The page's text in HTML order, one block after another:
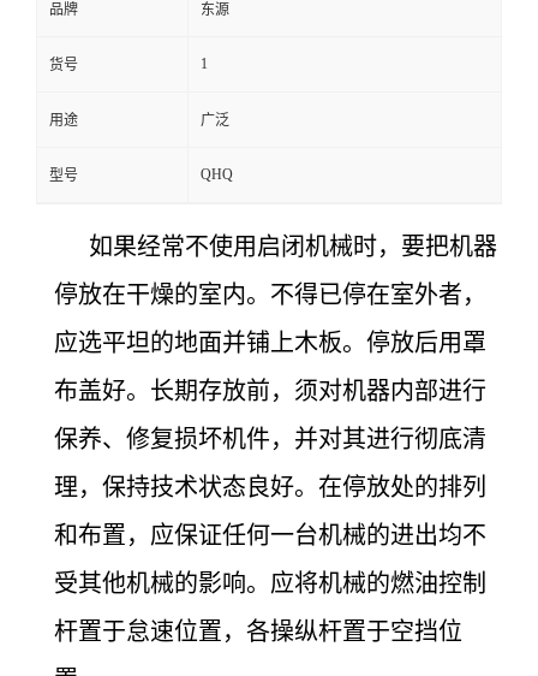
品牌 东源
货号 1
用途 广泛
型号 QHQ
如果经常不使用启闭机械时，要把机器
停放在干燥的室内。不得已停在室外者，
应选平坦的地面并铺上木板。停放后用罩
布盖好。长期存放前，须对机器内部进行
保养、修复损坏机件，并对其进行彻底清
理，保持技术状态良好。在停放处的排列
和布置，应保证任何一台机械的进出均不
受其他机械的影响。应将机械的燃油控制
杆置于怠速位置，各操纵杆置于空挡位